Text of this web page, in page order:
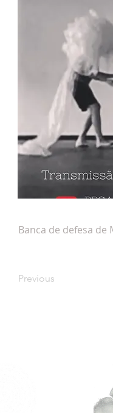
Banca de defesa
Previous